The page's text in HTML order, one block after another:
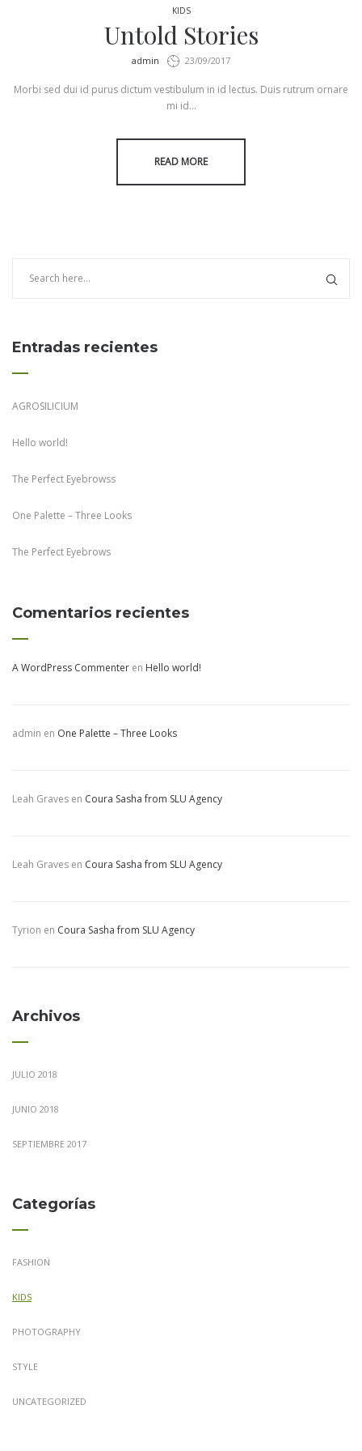
KIDS
Untold Stories
by
admin 23/09/2017
Morbi sed dui id purus dictum vestibulum in id lectus. Duis rutrum ornare
mi id…
READ MORE
Entradas recientes
AGROSILICIUM
Hello world!
The Perfect Eyebrowss
One Palette – Three Looks
The Perfect Eyebrows
Comentarios recientes
A WordPress Commenter en Hello world!
admin en One Palette – Three Looks
Leah Graves en Coura Sasha from SLU Agency
Leah Graves en Coura Sasha from SLU Agency
Tyrion en Coura Sasha from SLU Agency
Archivos
JULIO 2018
JUNIO 2018
SEPTIEMBRE 2017
Categorías
FASHION
KIDS
PHOTOGRAPHY
STYLE
UNCATEGORIZED